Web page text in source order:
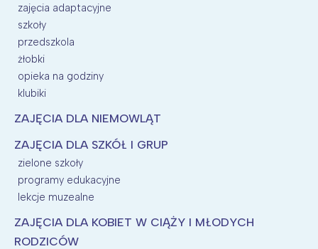
zajęcia adaptacyjne
szkoły
przedszkola
żłobki
opieka na godziny
klubiki
ZAJĘCIA DLA NIEMOWLĄT
ZAJĘCIA DLA SZKÓŁ I GRUP
zielone szkoły
programy edukacyjne
lekcje muzealne
ZAJĘCIA DLA KOBIET W CIĄŻY I MŁODYCH
RODZICÓW